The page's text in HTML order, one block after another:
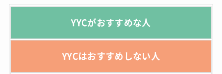
YYCがおすすめな人
YYCはおすすめしない人